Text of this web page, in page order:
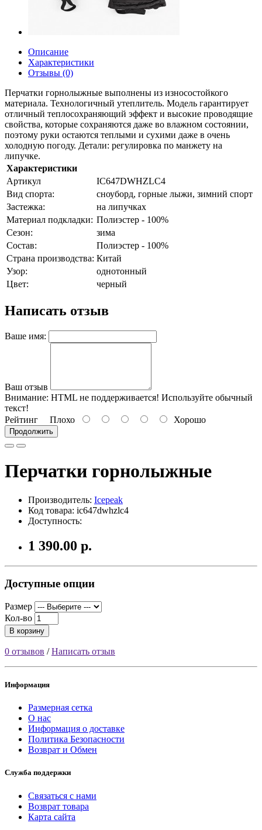
Описание
Характеристики
Отзывы (0)
Перчатки горнолыжные выполнены из износостойкого
материала. Технологичный утеплитель. Модель гарантирует
отличный теплосохраняющий эффект и высокие проводящие
свойства, которые сохраняются даже во влажном состоянии,
поэтому руки остаются теплыми и сухими даже в очень
холодную погоду. Детали: регулировка по манжету на
липучке.
Характеристики
Артикул
IC647DWHZLC4
Вид спорта:
сноуборд, горные лыжи, зимний спорт
Застежка:
на липучках
Материал подкладки: Полиэстер - 100%
Сезон:
зима
Состав:
Полиэстер - 100%
Страна производства: Китай
Узор:
однотонный
Цвет:
черный
Написать отзыв
Ваше имя:
Ваш отзыв
Внимание: HTML не поддерживается! Используйте обычный
текст!
Рейтинг Плохо Хорошо
Продолжить
Перчатки горнолыжные
Производитель: Icepeak
Код товара: ic647dwhzlc4
Доступность:
1 390.00 р.
Доступные опции
Размер
Кол-во
В корзину
0 отзывов /Написать отзыв
Информация
Размерная сетка
О нас
Информация о доставке
Политика Безопасности
Возврат и Обмен
Служба поддержки
Связаться с нами
Возврат товара
Карта сайта